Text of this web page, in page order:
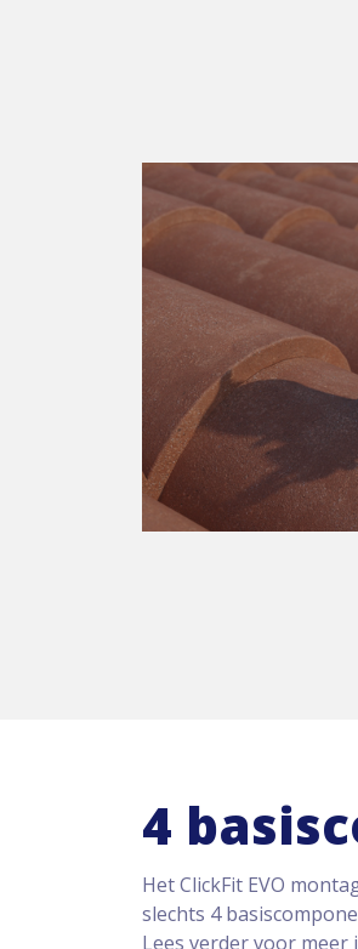
4
Het ClickFit EVO
slechts 4
Lees verder voor